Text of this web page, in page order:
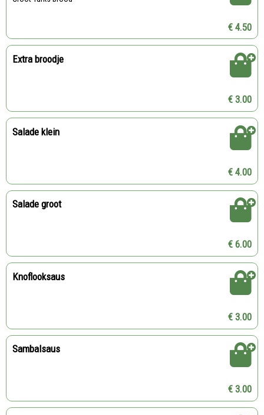
€ 4.50
Extra broodje
€ 3.00
Salade klein
€ 4.00
Salade groot
€ 6.00
Knoflooksaus
€ 3.00
Sambalsaus
€ 3.00